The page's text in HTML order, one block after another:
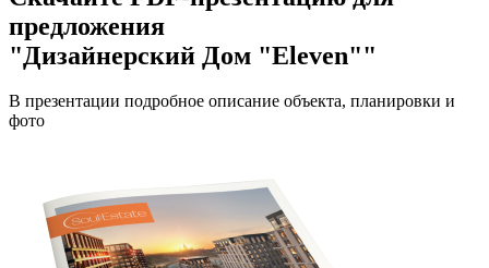
предложения
"Дизайнерский Дом "Eleven""
В презентации подробное описание объекта, планировки и
фото